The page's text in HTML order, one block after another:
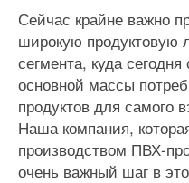
Сейчас крайне важно
широкую продуктовую
сегмента, куда
основной массы
продуктов для самого
Наша компания,
производством ПВХ-
очень важный шаг в